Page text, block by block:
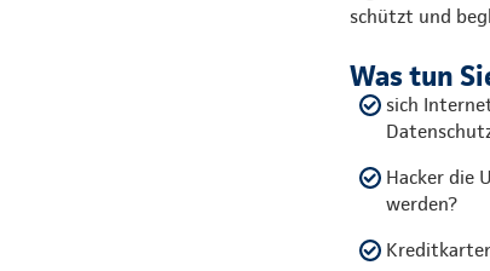
schützt und
Was tun
sich
Hacker die
werden?